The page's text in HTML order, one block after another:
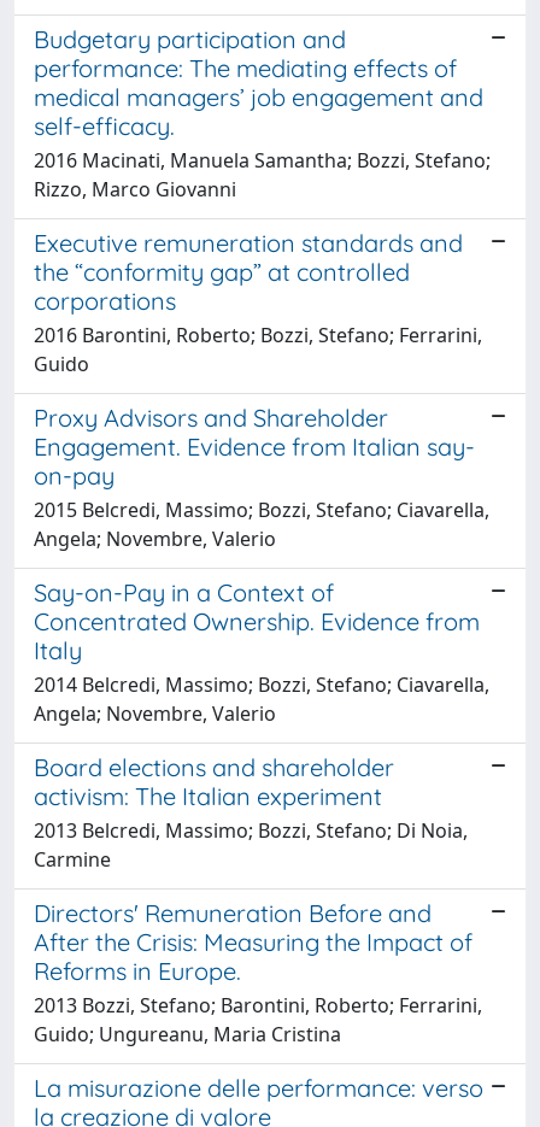
Budgetary participation and
performance: The mediating effects of
medical managers’ job engagement and
self-efficacy.
2016 Macinati, Manuela Samantha; Bozzi, Stefano;
Rizzo, Marco Giovanni
Executive remuneration standards and
the “conformity gap” at controlled
corporations
2016 Barontini, Roberto; Bozzi, Stefano; Ferrarini,
Guido
Proxy Advisors and Shareholder
Engagement. Evidence from Italian say-
on-pay
2015 Belcredi, Massimo; Bozzi, Stefano; Ciavarella,
Angela; Novembre, Valerio
Say-on-Pay in a Context of
Concentrated Ownership. Evidence from
Italy
2014 Belcredi, Massimo; Bozzi, Stefano; Ciavarella,
Angela; Novembre, Valerio
Board elections and shareholder
activism: The Italian experiment
2013 Belcredi, Massimo; Bozzi, Stefano; Di Noia,
Carmine
Directors' Remuneration Before and
After the Crisis: Measuring the Impact of
Reforms in Europe.
2013 Bozzi, Stefano; Barontini, Roberto; Ferrarini,
Guido; Ungureanu, Maria Cristina
La misurazione delle performance: verso
la creazione di valore